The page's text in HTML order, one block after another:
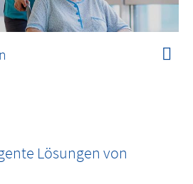
Lösungen von